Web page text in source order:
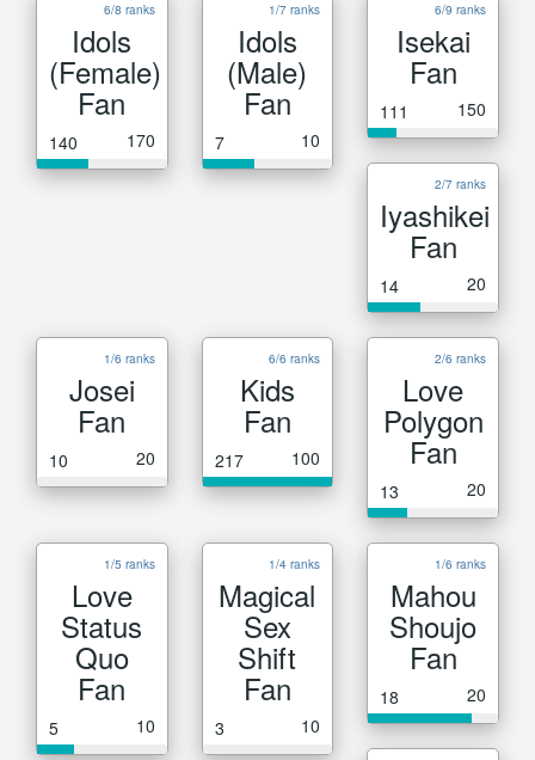
6/8 ranks
Idols
(Female)
Fan
140 170
1/7 ranks
Idols
(Male)
Fan
7 10
6/9 ranks
Isekai
Fan
111 150
2/7 ranks
Iyashikei
Fan
14 20
1/6 ranks
Josei
Fan
10 20
6/6 ranks
Kids
Fan
217 100
2/6 ranks
Love
Polygon
Fan
13 20
1/5 ranks
Love
Status
Quo
Fan
5 10
1/4 ranks
Magical
Sex
Shift
Fan
3 10
1/6 ranks
Mahou
Shoujo
Fan
18 20